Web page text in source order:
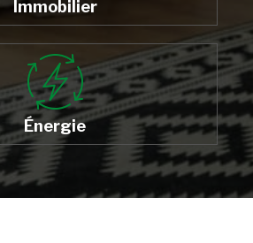
Immobilier
Énergie